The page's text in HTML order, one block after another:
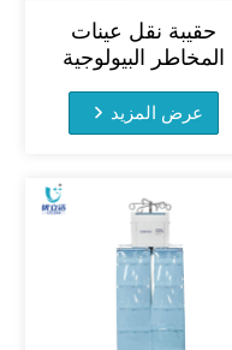
حقيبة نقل عينات
المخاطر البيولوجية
المخصصة 6x9 حقيبة
استرجاع العينات
عرض المزيد